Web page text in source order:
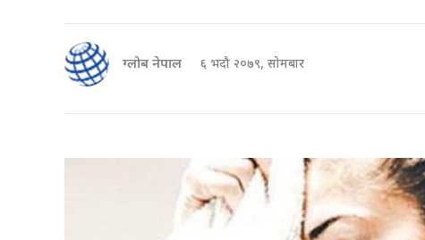
ग्लोब नेपाल ६ भदौ २०७९, सोमबार